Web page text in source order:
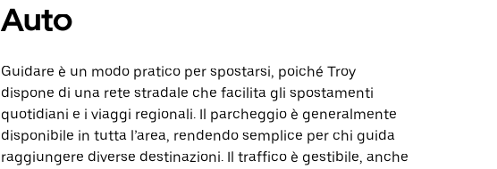
Auto
Guidare è un modo pratico per spostarsi, poiché Troy
dispone di una rete stradale che facilita gli spostamenti
quotidiani e i viaggi regionali. Il parcheggio è generalmente
disponibile in tutta l’area, rendendo semplice per chi guida
raggiungere diverse destinazioni. Il traffico è gestibile, anche